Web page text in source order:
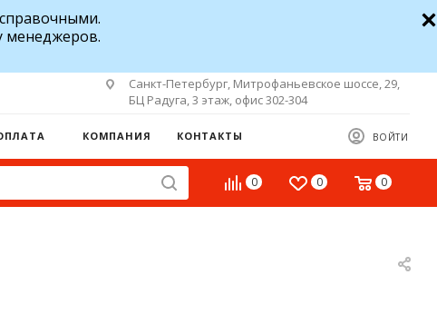
менеджеров.
Санкт-Петербург, Митрофаньевское шоссе, 29,
БЦ Радуга, 3 этаж, офис 302-304
ВОЙТИ
КОМПАНИЯ КОНТАКТЫ
0 0 0